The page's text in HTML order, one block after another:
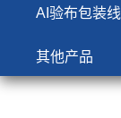
AI验布包装线
其他产品